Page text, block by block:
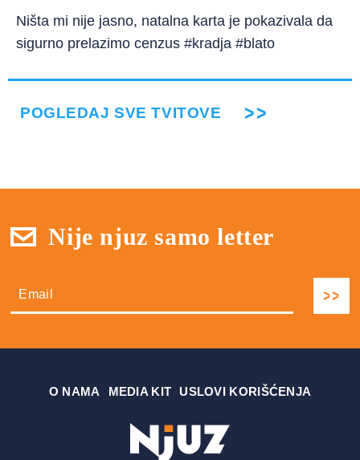
Ništa mi nije jasno, natalna karta je pokazivala da
sigurno prelazimo cenzus #kradja #blato
POGLEDAJ SVE TVITOVE
Nije njuz samo letter
О NAMA MEDIA KIT USLOVI KORIŠĆENJA